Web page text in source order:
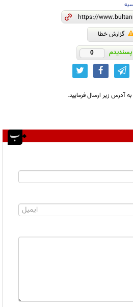
گزارش خطا
پسندیدم 0
آدرس زیر ارسال فرمایید.